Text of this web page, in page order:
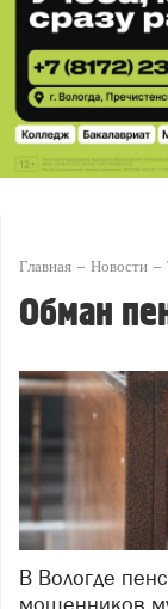
Главная Новости
Обман
В Вологде пенсионерка передала курьеру
мошенников